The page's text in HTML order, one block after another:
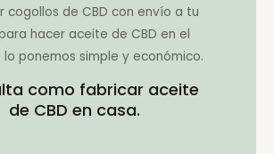
cogollos de CBD con envío a tu
hacer aceite de CBD en el
ponemos simple y económico.
como fabricar aceite
de CBD en casa.